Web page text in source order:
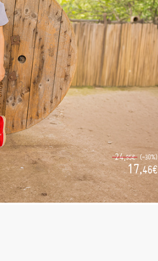
24,95€ (-30%)
17,46€